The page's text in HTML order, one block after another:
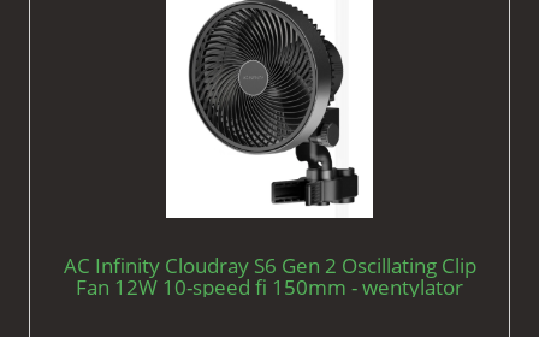
AC Infinity Cloudray S6 Gen 2 Oscillating Clip
Fan 12W 10-speed fi 150mm - wentylator